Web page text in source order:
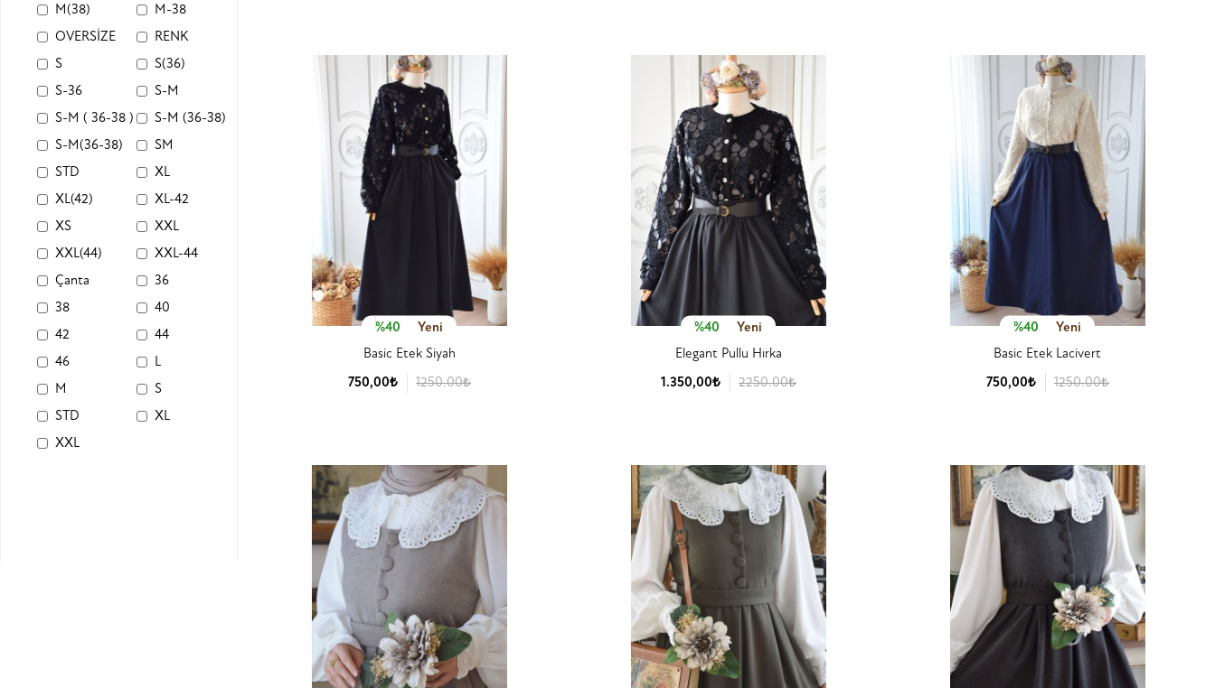
M(38)
M-38
OVERSİZE
RENK
S
S(36)
S-36
S-M
S-M ( 36-38 )
S-M (36-38)
S-M(36-38)
SM
STD
XL
XL(42)
XL-42
XS
XXL
XXL(44)
XXL-44
Çanta
36
38
40
42
44
46
L
M
S
STD
XL
XXL
%40
Yeni
Basic Etek Siyah
750,00₺
1250.00₺
%40
Yeni
Elegant Pullu Hırka
1.350,00₺
2250.00₺
%40
Yeni
Basic Etek Lacivert
750,00₺
1250.00₺